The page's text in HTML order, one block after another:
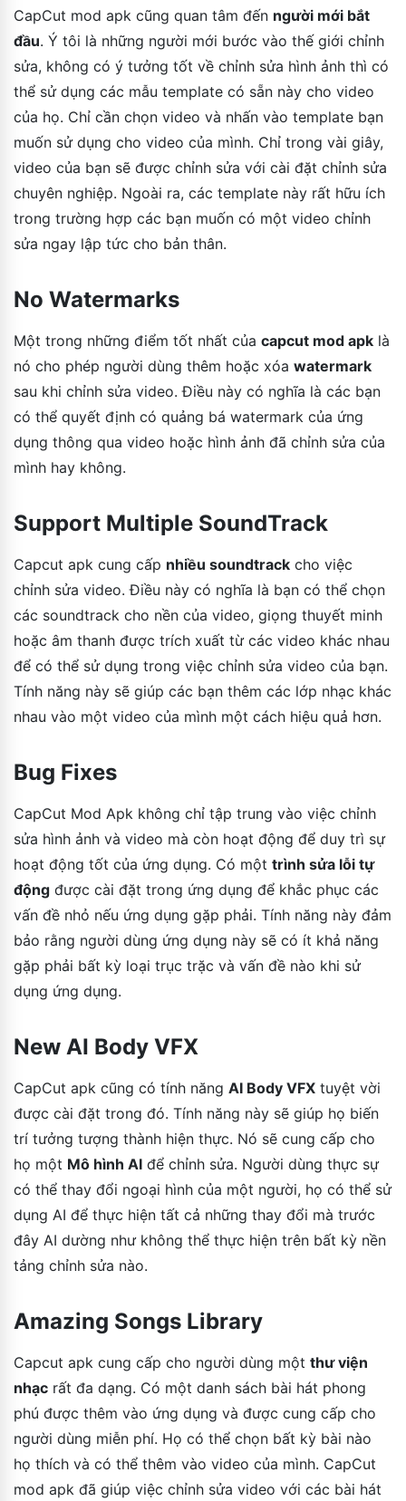
CapCut mod apk cũng quan tâm đến người mới bắt
đầu. Ý tôi là những người mới bước vào thế giới chỉnh
sửa, không có ý tưởng tốt về chỉnh sửa hình ảnh thì có
thể sử dụng các mẫu template có sẵn này cho video
của họ. Chỉ cần chọn video và nhấn vào template bạn
muốn sử dụng cho video của mình. Chỉ trong vài giây,
video của bạn sẽ được chỉnh sửa với cài đặt chỉnh sửa
chuyên nghiệp. Ngoài ra, các template này rất hữu ích
trong trường hợp các bạn muốn có một video chỉnh
sửa ngay lập tức cho bản thân.
No Watermarks
Một trong những điểm tốt nhất của capcut mod apk là
nó cho phép người dùng thêm hoặc xóa watermark
sau khi chỉnh sửa video. Điều này có nghĩa là các bạn
có thể quyết định có quảng bá watermark của ứng
dụng thông qua video hoặc hình ảnh đã chỉnh sửa của
mình hay không.
Support Multiple SoundTrack
Capcut apk cung cấp nhiều soundtrack cho việc
chỉnh sửa video. Điều này có nghĩa là bạn có thể chọn
các soundtrack cho nền của video, giọng thuyết minh
hoặc âm thanh được trích xuất từ các video khác nhau
để có thể sử dụng trong việc chỉnh sửa video của bạn.
Tính năng này sẽ giúp các bạn thêm các lớp nhạc khác
nhau vào một video của mình một cách hiệu quả hơn.
Bug Fixes
CapCut Mod Apk không chỉ tập trung vào việc chỉnh
sửa hình ảnh và video mà còn hoạt động để duy trì sự
hoạt động tốt của ứng dụng. Có một trình sửa lỗi tự
động được cài đặt trong ứng dụng để khắc phục các
vấn đề nhỏ nếu ứng dụng gặp phải. Tính năng này đảm
bảo rằng người dùng ứng dụng này sẽ có ít khả năng
gặp phải bất kỳ loại trục trặc và vấn đề nào khi sử
dụng ứng dụng.
New AI Body VFX
CapCut apk cũng có tính năng AI Body VFX tuyệt vời
được cài đặt trong đó. Tính năng này sẽ giúp họ biến
trí tưởng tượng thành hiện thực. Nó sẽ cung cấp cho
họ một Mô hình AI để chỉnh sửa. Người dùng thực sự
có thể thay đổi ngoại hình của một người, họ có thể sử
dụng AI để thực hiện tất cả những thay đổi mà trước
đây AI dường như không thể thực hiện trên bất kỳ nền
tảng chỉnh sửa nào.
Amazing Songs Library
Capcut apk cung cấp cho người dùng một thư viện
nhạc rất đa dạng. Có một danh sách bài hát phong
phú được thêm vào ứng dụng và được cung cấp cho
người dùng miễn phí. Họ có thể chọn bất kỳ bài nào
họ thích và có thể thêm vào video của mình. CapCut
mod apk đã giúp việc chỉnh sửa video với các bài hát